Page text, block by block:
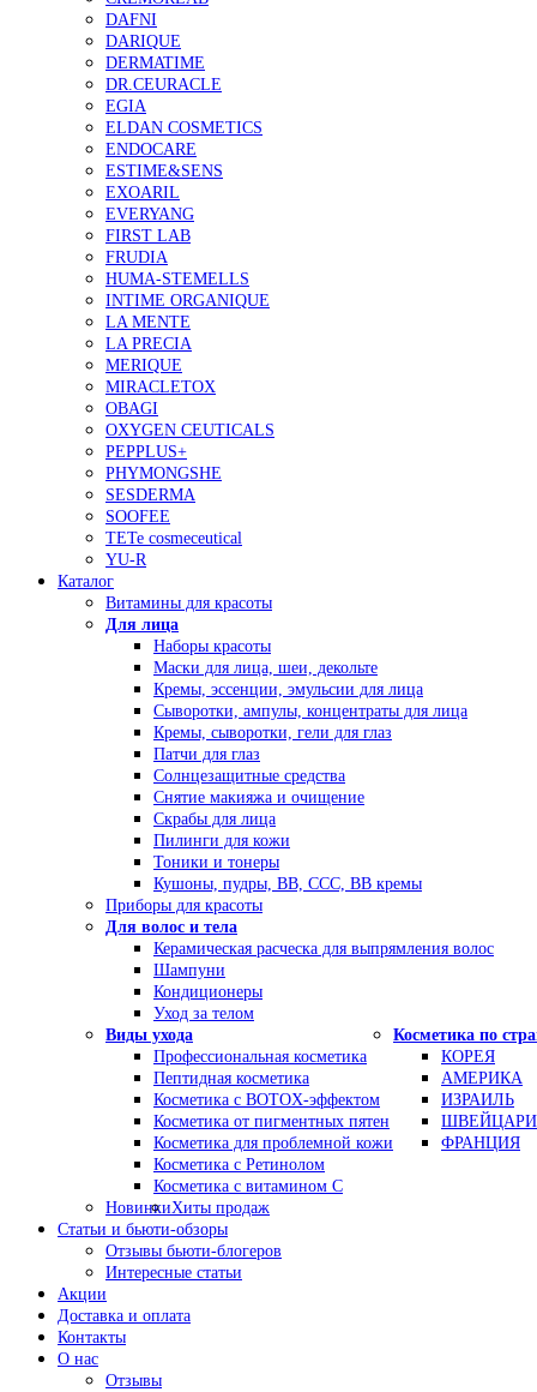
DAFNI
DARIQUE
DERMATIME
DR.CEURACLE
EGIA
ELDAN COSMETICS
ENDOCARE
ESTIME&SENS
EXOARIL
EVERYANG
FIRST LAB
FRUDIA
HUMA-STEMELLS
INTIME ORGANIQUE
LA MENTE
LA PRECIA
MERIQUE
MIRACLETOX
OBAGI
OXYGEN CEUTICALS
PEPPLUS+
PHYMONGSHE
SESDERMA
SOOFEE
TETe cosmeceutical
YU-R
Каталог
Витамины для красоты
Для лица
Наборы красоты
Маски для лица, шеи, декольте
Кремы, эссенции, эмульсии для лица
Сыворотки, ампулы, концентраты для лица
Кремы, сыворотки, гели для глаз
Патчи для глаз
Солнцезащитные средства
Снятие макияжа и очищение
Скрабы для лица
Пилинги для кожи
Тоники и тонеры
Кушоны, пудры, ВВ, ССС, ВВ кремы
Приборы для красоты
Для волос и тела
Керамическая расческа для выпрямления волос
Шампуни
Кондиционеры
Уход за телом
Виды ухода
Профессиональная косметика
Пептидная косметика
Косметика с BOTOX-эффектом
Косметика от пигментных пятен
Косметика для проблемной кожи
Косметика с Ретинолом
Косметика с витамином С
Косметика по
КОРЕЯ
АМЕРИКА
ИЗРАИЛЬ
ФРАНЦИЯ
НовинкиХиты продаж
Статьи и бьюти-обзоры
Отзывы бьюти-блогеров
Интересные статьи
Акции
Доставка и оплата
Контакты
О нас
Отзывы